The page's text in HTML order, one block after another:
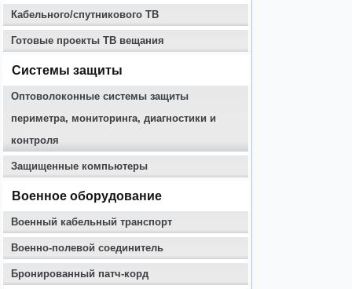
Кабельного/спутникового ТВ
Готовые проекты ТВ вещания
Системы защиты
Оптоволоконные системы защиты
периметра, мониторинга, диагностики и
контроля
Защищенные компьютеры
Военное оборудование
Военный кабельный транспорт
Военно-полевой соединитель
Бронированный патч-корд